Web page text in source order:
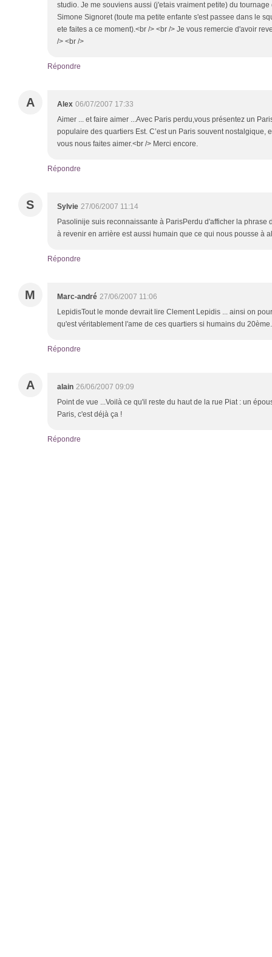
studio. Je me souviens aussi (j'etais vraiment petite) du
Simone Signoret (toute ma petite enfante s'est passee dans le
ete faites a ce moment).<br /> <br /> Je vous remercie d'avoir
/> <br />
Répondre
A Alex 06/07/2007 17:33
Aimer ... et faire aimer ...Avec Paris perdu,vous présentez un
populaire des quartiers Est. C’est un Paris souvent nostalgique,
vous nous faites aimer.<br /> Merci encore.
Répondre
S Sylvie 27/06/2007 11:14
Pasolinije suis reconnaissante à ParisPerdu d'afficher la phrase
à revenir en arrière est aussi humain que ce qui nous pousse à
Répondre
M Marc-andré 27/06/2007 11:06
LepidisTout le monde devrait lire Clement Lepidis ... ainsi on
qu'est véritablement l'ame de ces quartiers si humains du 20ème.
Répondre
A alain 26/06/2007 09:09
Point de vue ...Voilà ce qu'il reste du haut de la rue Piat : un
Paris, c'est déjà ça !
Répondre